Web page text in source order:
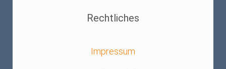
Rechtliches
Impressum